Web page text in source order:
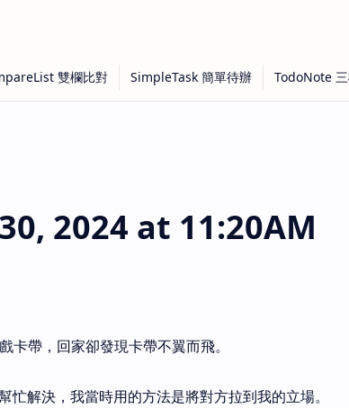
2024 at 11:20AM
帶，回家卻發現卡帶不翼而飛。
解決，我當時用的方法是將對方拉到我的立場。